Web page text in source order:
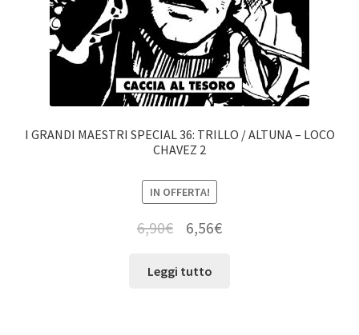
I GRANDI MAESTRI SPECIAL 36: TRILLO / ALTUNA – LOCO
CHAVEZ 2
IN OFFERTA!
6,90€ 6,56€
Leggi tutto